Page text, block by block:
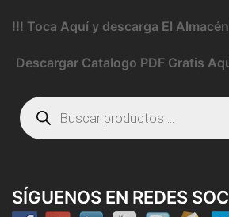
!!! Toca Aquí y descarga El Almacén
Descargar Catalogo PDF Gratis
Búsqueda
de
productos
SÍGUENOS EN REDES